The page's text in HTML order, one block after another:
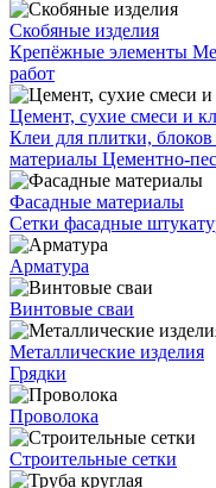
Скобяные изделия
Крепёжные элементы
работ
Цемент, сухие смеси и
Клеи для плитки,
материалы Цементно-
Фасадные материалы
Сетки фасадные
Арматура
Винтовые сваи
Металлические изделия
Грядки
Проволока
Строительные сетки